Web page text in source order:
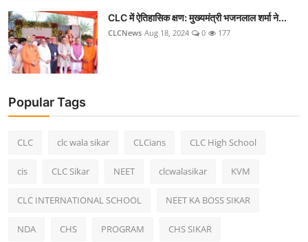
CLC में ऐतिहासिक क्षण: मुख्यमंत्री भजनलाल शर्मा ने...
CLCNews Aug 18, 2024 0 177
Popular Tags
CLC clc wala sikar CLCians CLC High School
cis CLC Sikar NEET clcwalasikar KVM
CLC INTERNATIONAL SCHOOL NEET KA BOSS SIKAR
NDA CHS PROGRAM CHS SIKAR